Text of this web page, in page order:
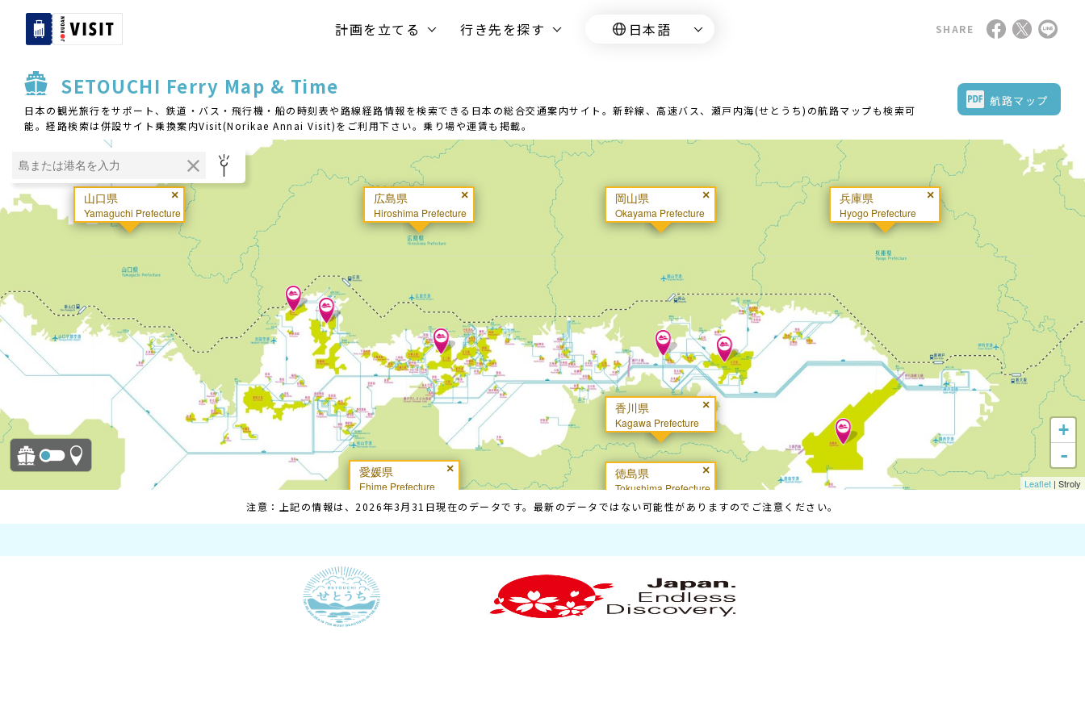
計画を立てる 行き先を探す 日本語 SHARE
SETOUCHI Ferry Map & Time
日本の観光旅行をサポート、鉄道・バス・飛行機・船の時刻表や路線経路情報を検索できる日本の総合交通案内サイト。新幹線、高速バス、瀬戸内海(せとうち)の航路マップも検索可
能。経路検索は併設サイト乗換案内Visit(Norikae Annai Visit)をご利用下さい。乗り場や運賃も掲載。
航路マップ
注意：上記の情報は、2026年3月31日現在のデータです。最新のデータではない可能性がありますのでご注意ください。